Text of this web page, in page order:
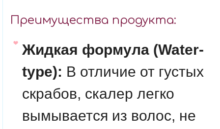
Преимущества продукта:
Жидкая формула (Water-
type): В отличие от густых
скрабов, скалер легко
вымывается из волос, не